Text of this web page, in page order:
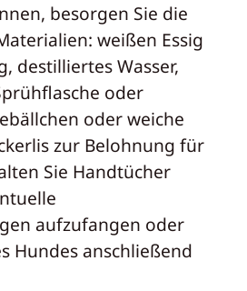
besorgen Sie die
weißen Essig
destilliertes Wasser,
oder
oder weiche
zur Belohnung für
Sie Handtücher
aufzufangen oder
Hundes anschließend